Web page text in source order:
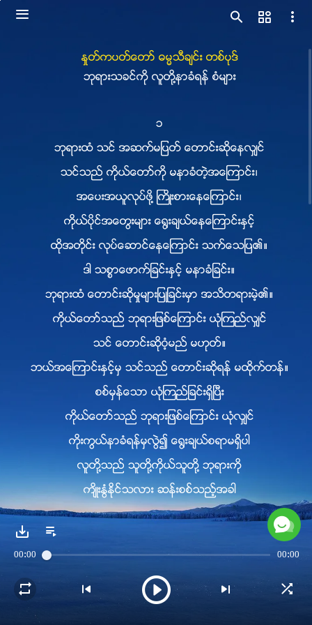
ႏႈတ္ကပတ္ေတာ္ ဓမၼသီခ်င္း တစ္ပုဒ္
ဘုရားသခင္ကို လူတို႔နာခံရန္ စံမ်ား
၁
ဘုရားထံ သင္ အဆက္မျပတ္ ေတာင္းဆိုေနလွ်င္
သင္သည္ ကိုယ္ေတာ္ကို မနာခံတဲ့အေၾကာင္း၊
အေပးအယူလုပ္ဖို႔ ႀကိဳးစားေနေၾကာင္း၊
ကိုယ္ပိုင္အေတြးမ်ား ေ႐ြးခ်ယ္ေနေၾကာင္းႏွင့္
ထိုအတိုင္း လုပ္ေဆာင္ေနေၾကာင္း သက္ေသျပ၏။
ဒါ သစၥာေဖာက္ျခင္းႏွင့္ မနာခံျခင္း။
ဘုရားထံ ေတာင္းဆိုမႈမ်ားျပဳျခင္းမွာ အသိတရားမဲ့၏။
ကိုယ္ေတာ္သည္ ဘုရားျဖစ္ေၾကာင္း ယုံၾကည္လွ်င္
သင္ ေတာင္းဆိုဝံ့မည္ မဟုတ္။
ဘယ္အေၾကာင္းႏွင့္မွ သင္သည္ ေတာင္းဆိုရန္ မထိုက္တန္။
စစ္မွန္ေသာ ယုံၾကည္ျခင္းရွိၿပီး
ကိုယ္ေတာ္သည္ ဘုရားျဖစ္ေၾကာင္း ယုံလွ်င္
ကိုးကြယ္နာခံရန္မွလြဲ၍ ေ႐ြးခ်ယ္စရာမရွိပါ
လူတို႔သည္ သူတို႔ကိုယ္သူတို႔ ဘုရားကို
က်ိဳးႏြံႏိုင္သလား ဆန္းစစ္သည့္အခါ
ဘုရားထံမွ တစ္ခုခုကို အလြန္အကြၽံ လိုခ်င္ေနလား
ထည့္စဥ္းစားရမည့္ အျခားရည္႐ြယ္ခ်က္မ်ားရွိမရွိ ၾကည့္ရမည္။
ယေန႔ လူတို႔ ေ႐ြးခ်ယ္ခြင့္ရရွိ႐ုံမက
00:00 00:00